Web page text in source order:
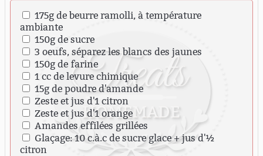
175g de beurre ramolli, à température
ambiante
150g de sucre
3 oeufs, séparez les blancs des jaunes
150g de farine
1 cc de levure chimique
15g de poudre d'amande
Zeste et jus d'1 citron
Zeste et jus d'1 orange
Amandes effilées grillées
Glaçage: 10 c.à.c de sucre glace + jus d'½
citron